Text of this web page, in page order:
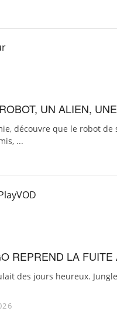
UN ALIEN,
découvre que le robot
...
REPREND LA FUITE
des jours heureux.